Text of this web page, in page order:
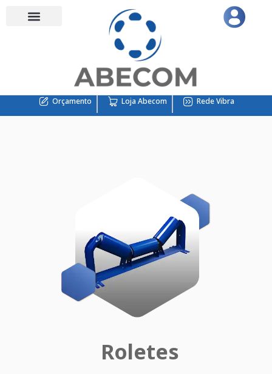
Orçamento Loja Abecom Rede Vibra
Roletes